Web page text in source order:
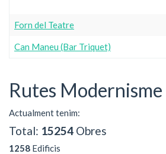
Forn del Teatre
Can Maneu (Bar Triquet)
Rutes
Actualment tenim:
Total: 15254 Obres
1258 Edificis